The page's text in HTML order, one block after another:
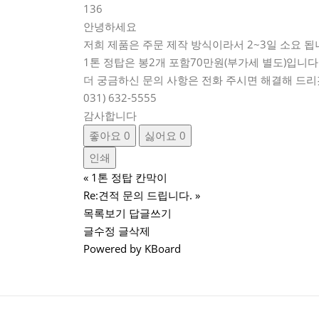
136
안녕하세요
저희 제품은 주문 제작 방식이라서 2~3일 소요 됩
1톤 정탑은 봉2개 포함70만원(부가세 별도)입니다
더 궁금하신 문의 사항은 전화 주시면 해결해 드
031) 632-5555
감사합니다
좋아요 0 싫어요 0
인쇄
« 1톤 정탑 칸막이
Re:견적 문의 드립니다. »
목록보기 답글쓰기
글수정 글삭제
Powered by KBoard